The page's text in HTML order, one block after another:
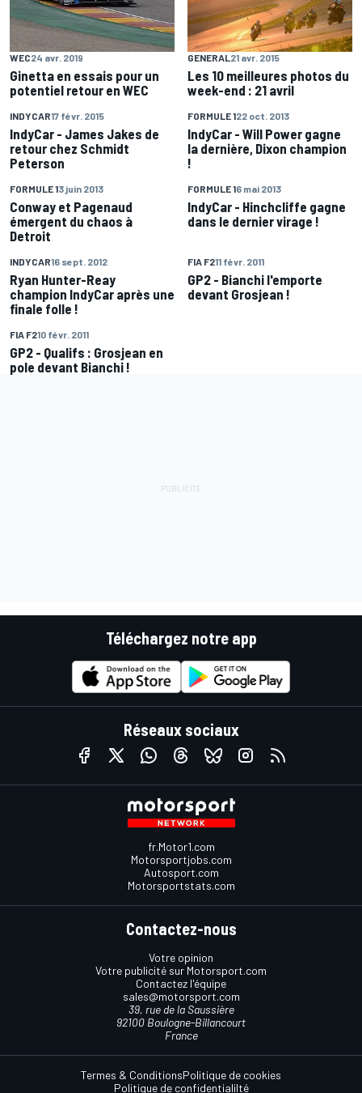
WEC24 avr. 2019
Ginetta en essais pour un
potentiel retour en WEC
GENERAL21 avr. 2015
Les 10 meilleures photos du
week-end : 21 avril
INDYCAR17 févr. 2015
IndyCar - James Jakes de
retour chez Schmidt
Peterson
FORMULE 122 oct. 2013
IndyCar - Will Power gagne
la dernière, Dixon champion
!
FORMULE 13 juin 2013
Conway et Pagenaud
émergent du chaos à
Detroit
FORMULE 16 mai 2013
IndyCar - Hinchcliffe gagne
dans le dernier virage !
INDYCAR16 sept. 2012
Ryan Hunter-Reay
champion IndyCar après une
finale folle !
FIA F211 févr. 2011
GP2 - Bianchi l'emporte
devant Grosjean !
FIA F210 févr. 2011
GP2 - Qualifs : Grosjean en
pole devant Bianchi !
Téléchargez notre app
Réseaux sociaux
fr.Motor1.com
Motorsportjobs.com
Autosport.com
Motorsportstats.com
Contactez-nous
Votre opinion
Votre publicité sur Motorsport.com
Contactez l'équipe
sales@motorsport.com
39, rue de la Saussière
92100 Boulogne-Billancourt
France
Termes & ConditionsPolitique de cookies
Politique de confidentialilté